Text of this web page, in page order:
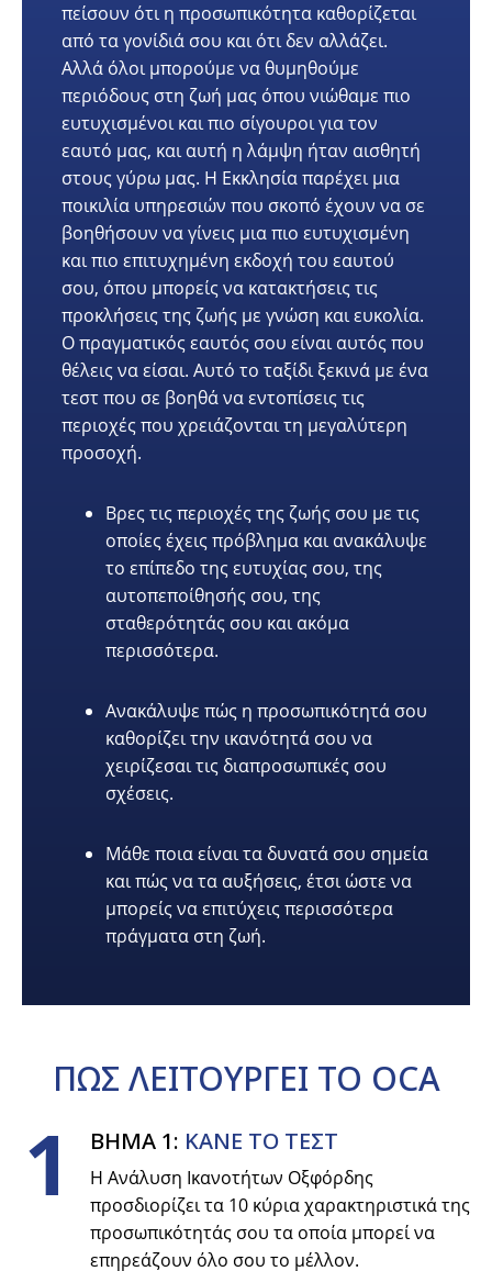
πείσουν ότι η προσωπικότητα καθορίζεται
από τα γονίδιά σου και ότι δεν αλλάζει.
Αλλά όλοι μπορούμε να θυμηθούμε
περιόδους στη ζωή μας όπου νιώθαμε πιο
ευτυχισμένοι και πιο σίγουροι για τον
εαυτό μας, και αυτή η λάμψη ήταν αισθητή
στους γύρω μας. Η Εκκλησία παρέχει μια
ποικιλία υπηρεσιών που σκοπό έχουν να σε
βοηθήσουν να γίνεις μια πιο ευτυχισμένη
και πιο επιτυχημένη εκδοχή του εαυτού
σου, όπου μπορείς να κατακτήσεις τις
προκλήσεις της ζωής με γνώση και ευκολία.
Ο πραγματικός εαυτός σου είναι αυτός που
θέλεις να είσαι. Αυτό το ταξίδι ξεκινά με ένα
τεστ που σε βοηθά να εντοπίσεις τις
περιοχές που χρειάζονται τη μεγαλύτερη
προσοχή.
Βρες τις περιοχές της ζωής σου με τις
οποίες έχεις πρόβλημα και ανακάλυψε
το επίπεδο της ευτυχίας σου, της
αυτοπεποίθησής σου, της
σταθερότητάς σου και ακόμα
περισσότερα.
Ανακάλυψε πώς η προσωπικότητά σου
καθορίζει την ικανότητά σου να
χειρίζεσαι τις διαπροσωπικές σου
σχέσεις.
Μάθε ποια είναι τα δυνατά σου σημεία
και πώς να τα αυξήσεις, έτσι ώστε να
μπορείς να επιτύχεις περισσότερα
πράγματα στη ζωή.
ΠΩΣ ΛΕΙΤΟΥΡΓΕΙ ΤΟ OCA
1 ΒΗΜΑ 1: ΚΑΝΕ ΤΟ ΤΕΣΤ
Η Ανάλυση Ικανοτήτων Οξφόρδης
προσδιορίζει τα 10 κύρια χαρακτηριστικά της
προσωπικότητάς σου τα οποία μπορεί να
επηρεάζουν όλο σου το μέλλον.